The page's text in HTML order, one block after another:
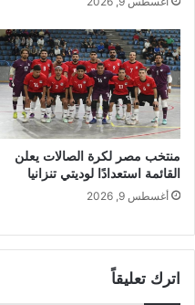
منتخب مصر لكرة الصالات يعلن
القائمة استعدادًا لوديتي تنزانيا
أغسطس 9, 2026
اترك تعليقاً